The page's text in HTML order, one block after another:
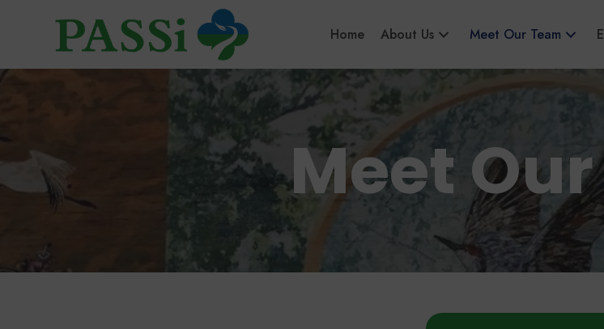
Home About Us Meet Our Team
Meet